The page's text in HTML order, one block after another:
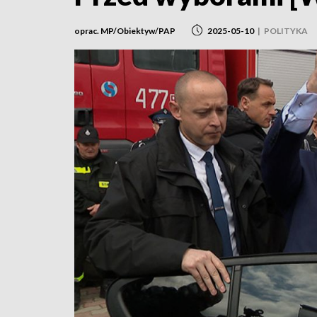
oprac. MP/Obiektyw/PAP 2025-05-10 | POLITYKA